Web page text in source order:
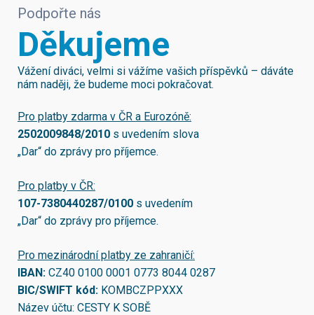
Podpořte nás
Děkujeme
Vážení diváci, velmi si vážíme vašich příspěvků – dáváte
nám naději, že budeme moci pokračovat.
Pro platby zdarma v ČR a Eurozóně:
2502009848/2010 s uvedením slova
„Dar“ do zprávy pro příjemce.
Pro platby v ČR:
107-7380440287/0100 s uvedením
„Dar“ do zprávy pro příjemce.
Pro mezinárodní platby ze zahraničí:
IBAN: CZ40 0100 0001 0773 8044 0287
BIC/SWIFT kód: KOMBCZPPXXX
Název účtu: CESTY K SOBĚ